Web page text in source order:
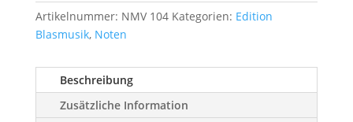
Artikelnummer: NMV 104 Kategorien: Edition
Blasmusik, Noten
Beschreibung
Zusätzliche Information